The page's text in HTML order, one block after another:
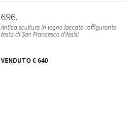
696
Antica scultura in legno laccato raffigurante
testa di San Francesco d'Assisi
VENDUTO € 640